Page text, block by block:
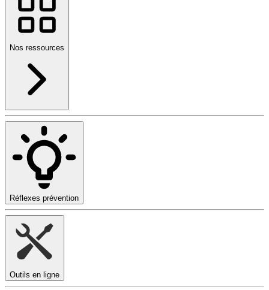
Nos ressources
Réflexes prévention
Outils en ligne